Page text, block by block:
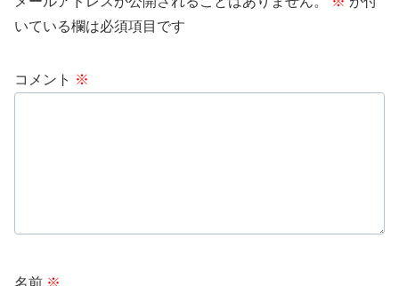
いている欄は必須項目です
コメント ※
名前 ※